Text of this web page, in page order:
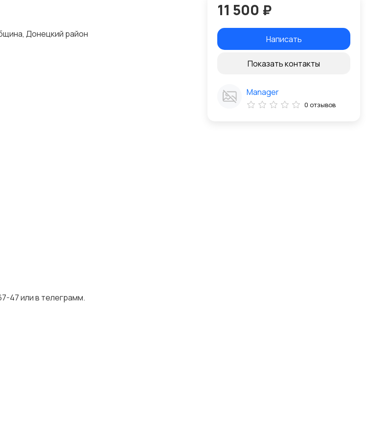
Донецкий район
47 или в телеграмм.
11 500 ₽
Написать
Показать контакты
Manager
0 отзывов